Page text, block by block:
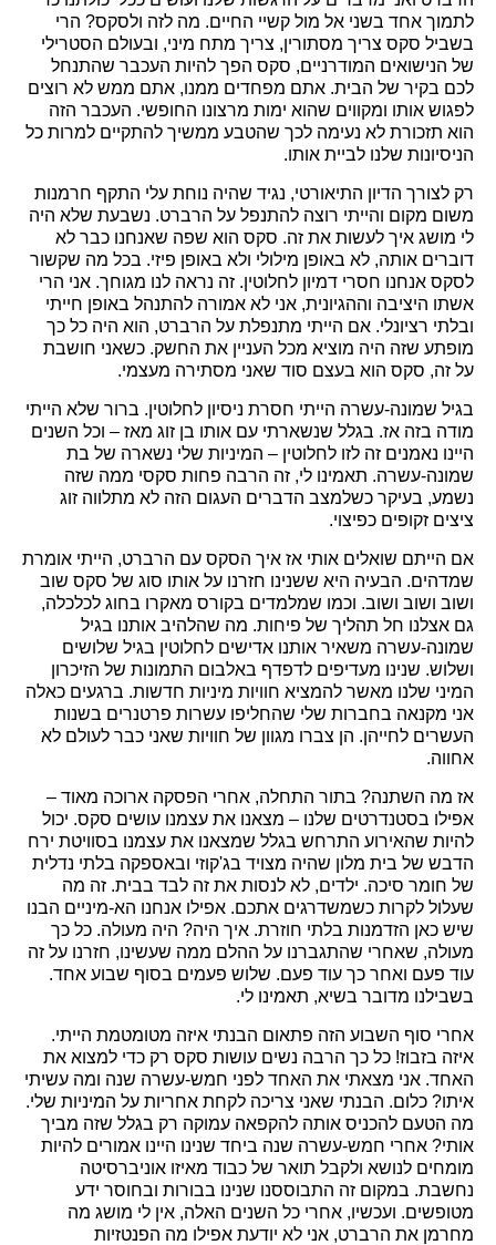
לתמוך אחד בשני אל מול קשיי החיים. מה לזה ולסקס? הרי
בשביל סקס צריך מסתורין, צריך מתח מיני, ובעולם הסטרילי
של הנישואים המודרניים, סקס הפך להיות העכבר שהתנחל
לכם בקיר של הבית. אתם מפחדים ממנו, אתם ממש לא רוצים
לפגוש אותו ומקווים שהוא ימות מרצונו החופשי. העכבר הזה
הוא תזכורת לא נעימה לכך שהטבע ממשיך להתקיים למרות כל
הניסיונות שלנו לביית אותו.
רק לצורך הדיון התיאורטי, נגיד שהיה נוחת עלי התקף חרמנות
משום מקום והייתי רוצה להתנפל על הרברט. נשבעת שלא היה
לי מושג איך לעשות את זה. סקס הוא שפה שאנחנו כבר לא
דוברים אותה, לא באופן מילולי ולא באופן פיזי. בכל מה שקשור
לסקס אנחנו חסרי דמיון לחלוטין. זה נראה לנו מגוחך. אני הרי
אשתו היציבה וההגיונית, אני לא אמורה להתנהל באופן חייתי
ובלתי רציונלי. אם הייתי מתנפלת על הרברט, הוא היה כל כך
מופתע שזה היה מוציא מכל העניין את החשק. כשאני חושבת
על זה, סקס הוא בעצם סוד שאני מסתירה מעצמי.
בגיל שמונה-עשרה הייתי חסרת ניסיון לחלוטין. ברור שלא הייתי
מודה בזה אז. בגלל שנשארתי עם אותו בן זוג מאז – וכל השנים
היינו נאמנים זה לזו לחלוטין – המיניות שלי נשארה של בת
שמונה-עשרה. תאמינו לי, זה הרבה פחות סקסי ממה שזה
נשמע, בעיקר כשלמצב הדברים העגום הזה לא מתלווה זוג
ציצים זקופים כפיצוי.
אם הייתם שואלים אותי אז איך הסקס עם הרברט, הייתי אומרת
שמדהים. הבעיה היא ששנינו חזרנו על אותו סוג של סקס שוב
ושוב ושוב ושוב. וכמו שמלמדים בקורס מאקרו בחוג לכלכלה,
גם אצלנו חל תהליך של פיחות. מה שהלהיב אותנו בגיל
שמונה-עשרה משאיר אותנו אדישים לחלוטין בגיל שלושים
ושלוש. שנינו מעדיפים לדפדף באלבום התמונות של הזיכרון
המיני שלנו מאשר להמציא חוויות מיניות חדשות. ברגעים כאלה
אני מקנאה בחברות שלי שהחליפו עשרות פרטנרים בשנות
העשרים לחייהן. הן צברו מגוון של חוויות שאני כבר לעולם לא
אחווה.
אז מה השתנה? בתור התחלה, אחרי הפסקה ארוכה מאוד –
אפילו בסטנדרטים שלנו – מצאנו את עצמנו עושים סקס. יכול
להיות שהאירוע התרחש בגלל שמצאנו את עצמנו בסוויטת ירח
הדבש של בית מלון שהיה מצויד בג'קוזי ובאספקה בלתי נדלית
של חומר סיכה. ילדים, לא לנסות את זה לבד בבית. זה מה
שעלול לקרות כשמשדרגים אתכם. אפילו אנחנו הא-מיניים הבנו
שיש כאן הזדמנות בלתי חוזרת. איך היה? היה מעולה. כל כך
מעולה, שאחרי שהתגברנו על ההלם ממה שעשינו, חזרנו על זה
עוד פעם ואחר כך עוד פעם. שלוש פעמים בסוף שבוע אחד.
בשבילנו מדובר בשיא, תאמינו לי.
אחרי סוף השבוע הזה פתאום הבנתי איזה מטומטמת הייתי.
איזה בזבוז! כל כך הרבה נשים עושות סקס רק כדי למצוא את
האחד. אני מצאתי את האחד לפני חמש-עשרה שנה ומה עשיתי
איתו? כלום. הבנתי שאני צריכה לקחת אחריות על המיניות שלי.
מה הטעם להכניס אותה להקפאה עמוקה רק בגלל שזה מביך
אותי? אחרי חמש-עשרה שנה ביחד שנינו היינו אמורים להיות
מומחים לנושא ולקבל תואר של כבוד מאיזו אוניברסיטה
נחשבת. במקום זה התבוססנו שנינו בבורות ובחוסר ידע
מטופשים. ועכשיו, אחרי כל השנים האלה, אין לי מושג מה
מחרמן את הרברט, אני לא יודעת אפילו מה הפנטזיות